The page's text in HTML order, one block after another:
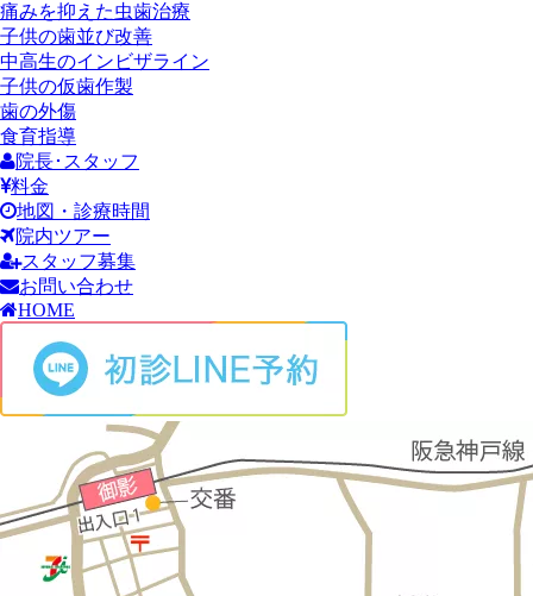
痛みを抑えた虫歯治療
子供の歯並び改善
中高生のインビザライン
子供の仮歯作製
歯の外傷
食育指導
院長･スタッフ
料金
地図・診療時間
院内ツアー
スタッフ募集
お問い合わせ
HOME